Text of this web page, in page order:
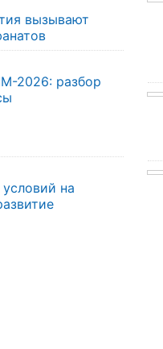
вызывают
2026: разбор
на